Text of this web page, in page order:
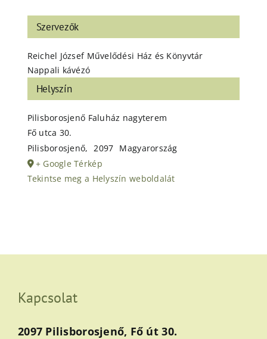
Helyszín
Pilisborosjenő Faluház nagyterem
Fő utca 30.
Pilisborosjenő, 2097 Magyarország
+ Google Térkép
Tekintse meg a Helyszín weboldalát
Szervezők
Reichel József Művelődési Ház és Könyvtár
Nappali kávézó
Kapcsolat
2097 Pilisborosjenő, Fő út 30.